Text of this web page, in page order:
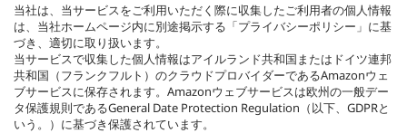
当社は、当サービスをご利用いただく際に収集したご利用者の個人情報
は、当社ホームページ内に別途掲示する「プライバシーポリシー」に基
づき、適切に取り扱います。
当サービスで収集した個人情報はアイルランド共和国またはドイツ連邦
共和国（フランクフルト）のクラウドプロバイダーであるAmazonウェ
ブサービスに保存されます。Amazonウェブサービスは欧州の一般デー
タ保護規則であるGeneral Date Protection Regulation（以下、GDPRと
いう。）に基づき保護されています。